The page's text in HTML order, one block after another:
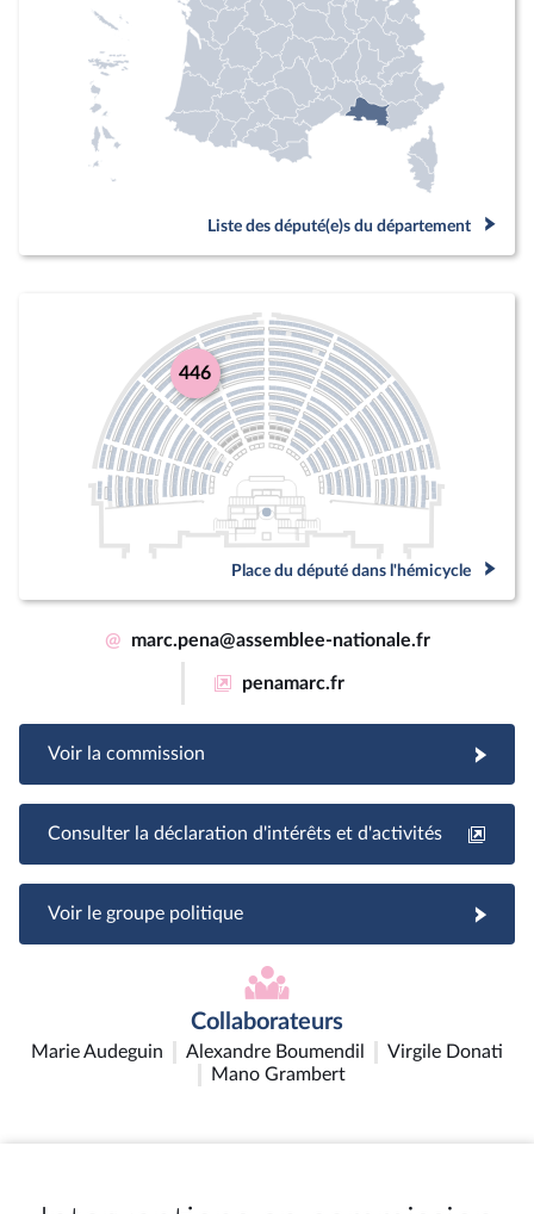
Liste des député(e)s du département
446
Place du député dans l'hémicycle
@ marc.pena@assemblee-nationale.fr
penamarc.fr
Voir la commission
Consulter la déclaration d'intérêts et d'activités
Voir le groupe politique
Collaborateurs
Marie Audeguin Alexandre Boumendil
Virgile Donati
Mano Grambert